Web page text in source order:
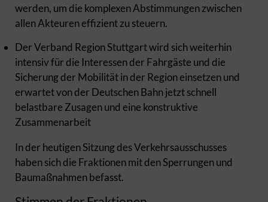
werden, um die komplexen Abstimmungen zwischen
allen Akteuren effizient zu steuern.
Der Verband Region Stuttgart wird sich weiterhin
intensiv für die Interessen der Fahrgäste und die
Sicherung der Mobilität in der Region einsetzen und
erwartet von der Deutschen Bahn jetzt schnell
belastbare Zusagen und eine konstruktive
Zusammenarbeit
In der heutigen Sitzung des Verkehrsausschusses
haben sich die Fraktionen mit den Sperrungen und
Baumaßnahmen befasst.